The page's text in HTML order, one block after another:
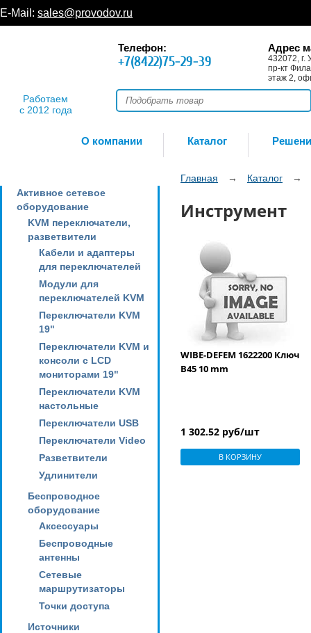
E-Mail: sales@provodov.ru
Работаем
с 2012 года
Телефон:
+7(8422)75-29-39
Адрес
432072, г.
пр-кт
этаж 2,
О компании Каталог
Активное сетевое
оборудование
KVM переключатели,
разветвители
Кабели и адаптеры
для переключателей
Модули для
переключателей KVM
Переключатели KVM
19"
Переключатели KVM и
консоли с LCD
мониторами 19"
Переключатели KVM
настольные
Переключатели USB
Переключатели Video
Разветвители
Удлинители
Беспроводное
оборудование
Аксессуары
Беспроводные
антенны
Сетевые
маршрутизаторы
Точки доступа
Источники
Главная → Каталог →
Инструмент
WIBE-DEFEM 1622200 Ключ
B45 10 mm
1 302.52 руб/шт
В КОРЗИНУ